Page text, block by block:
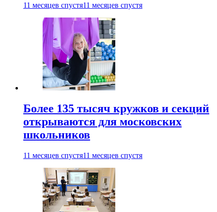
11 месяцев спустя11 месяцев спустя
Более 135 тысяч кружков и секций
открываются для московских
школьников
11 месяцев спустя11 месяцев спустя